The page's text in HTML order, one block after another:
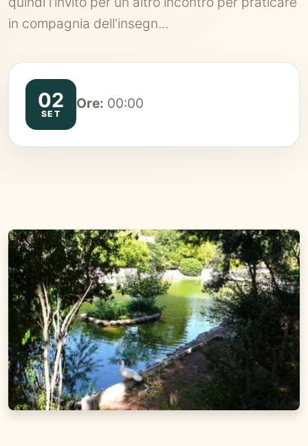
in compagnia dell'insegn...
02
SET
Ore: 00:00